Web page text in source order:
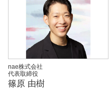
nae株式会社
代表取締役
篠原 由樹